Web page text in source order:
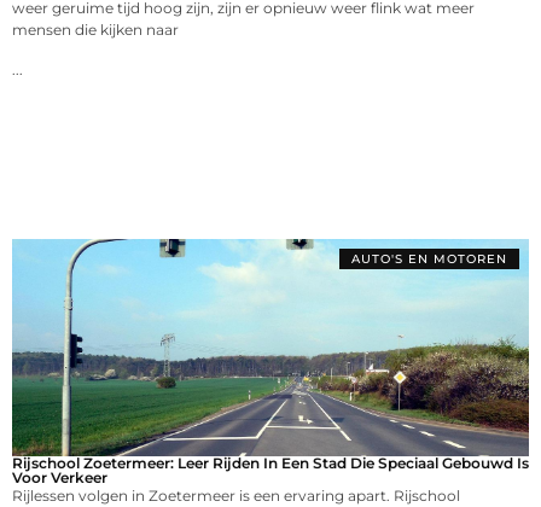
weer geruime tijd hoog zijn, zijn er opnieuw weer flink wat meer
mensen die kijken naar
AUTO'S EN MOTOREN
Rijschool Zoetermeer: Leer Rijden In Een Stad Die Speciaal Gebouwd Is
Voor Verkeer
Rijlessen volgen in Zoetermeer is een ervaring apart. Rijschool